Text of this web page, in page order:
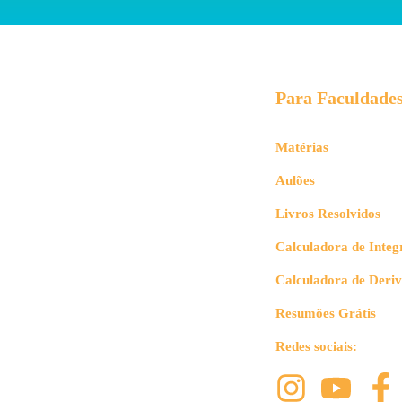
Para
Matérias
Aulões
Livros Resolvidos
Calculadora de
Calculadora de
Resumões Grátis
Redes sociais: